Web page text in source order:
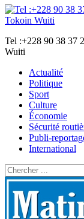
Tel :+228 90 38 37
Wuiti
Actualité
Politique
Sport
Culture
Économie
Sécurité
Publi-
International